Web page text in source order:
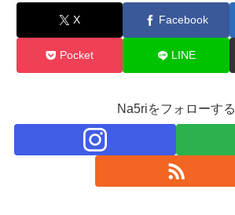
X Facebook
Pocket LINE
Na5riをフォローする